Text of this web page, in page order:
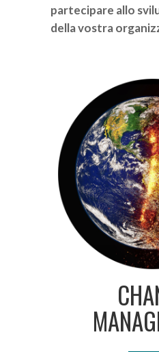
partecipare allo
della vostra